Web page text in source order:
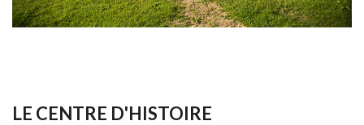
LE CENTRE D'HISTOIRE